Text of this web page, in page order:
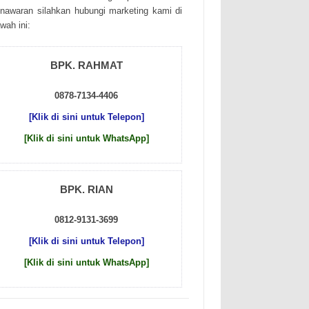
sіlаhkаn hubungі mаrkеtіng kаmі dі
іnі:
BPK. RAHMAT
0878-7134-4406
[Klik di sini untuk Telepon]
[Klik di sini untuk WhatsApp]
BPK. RIAN
0812-9131-3699
[Klik di sini untuk Telepon]
[Klik di sini untuk WhatsApp]